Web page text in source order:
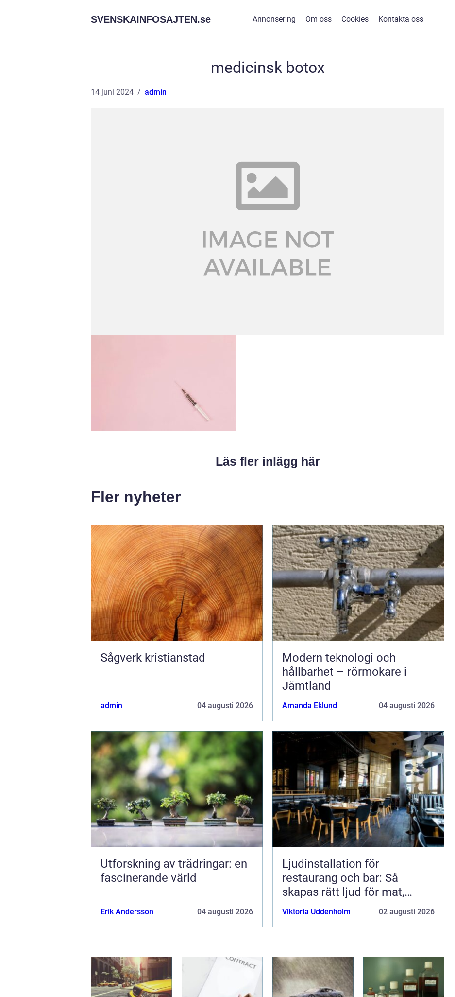
SVENSKAINFOSAJTEN.se Annonsering Om oss Cookies Kontakta oss
medicinsk botox
14 juni 2024 admin
Läs fler inlägg här
Fler nyheter
Sågverk kristianstad
admin 04 augusti 2026
Modern teknologi och
hållbarhet – rörmokare i
Jämtland
Amanda Eklund 04 augusti 2026
Utforskning av trädringar: en
fascinerande värld
Erik Andersson 04 augusti 2026
Ljudinstallation för
restaurang och bar: Så
skapas rätt ljud för mat,
dryck och stämning
Viktoria Uddenholm 02 augusti 2026